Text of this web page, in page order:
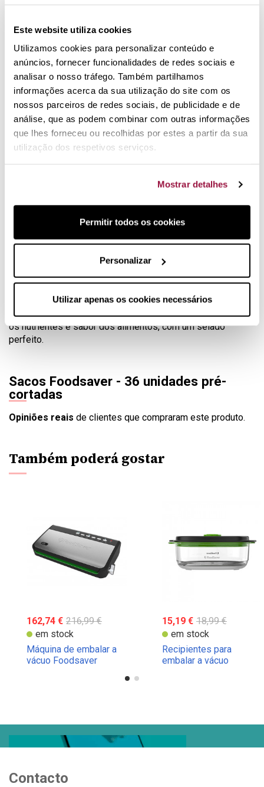
Este website utiliza cookies
Utilizamos cookies para personalizar conteúdo e
anúncios, fornecer funcionalidades de redes sociais e
analisar o nosso tráfego. Também partilhamos
informações acerca da sua utilização do site com os
nossos parceiros de redes sociais, de publicidade e de
análise, que as podem combinar com outras informações
que lhes forneceu ou recolhidas por estes a partir da sua
utilização dos respetivos serviços.
Mostrar detalhes
Permitir todos os cookies
Personalizar
Utilizar apenas os cookies necessários
Financie a sua
Conjunto de Sacos Foodsaver
tamanho 29 x 20 cm.
Sacos pré-cortados
para utilizar com as máquinas de
embalar a vácuo Foodsaver
36 sacos
Material isento de BPA
Sacos Foodsaver originais
Os sacos pré-cortados originais Foodsaver permitem
conservar os alimentos embalados a vácuo no frigorífico,
no congelador ou até no armário, no caso de alimentos
secos, cereais, farinhas, café...
Os sacos Foodsaver evitam que os alimentos no
congelador fiquem queimados pela ação do frio, conservam
os nutrientes e sabor dos alimentos, com um selado
perfeito.
Sacos Foodsaver - 36 unidades pré-
cortadas
Opiniões reais de clientes que compraram este produto.
Também poderá gostar
162,74 € 216,99 €
em stock
Máquina de embalar a
vácuo Foodsaver
15,19 € 18,99 €
em stock
Recipientes para
embalar a vácuo
Contacto